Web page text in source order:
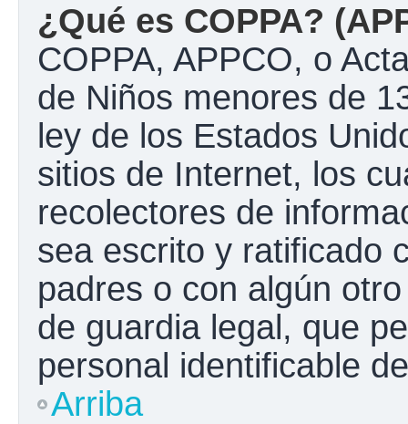
¿Qué es COPPA?
COPPA, APPCO, o
de Niños menores de
ley de los Estados
sitios de Internet, los
recolectores de
sea escrito y ratificado
padres o con algún
de guardia legal, que
personal identificable
Arriba